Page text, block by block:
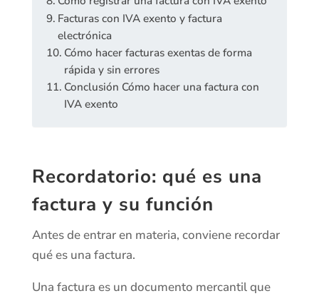
Facturas con IVA exento y factura
electrónica
Cómo hacer facturas exentas de forma
rápida y sin errores
Conclusión Cómo hacer una factura con
IVA exento
Recordatorio: qué es una
factura y su función
Antes de entrar en materia, conviene recordar
qué es una factura.
Una factura es un documento mercantil que